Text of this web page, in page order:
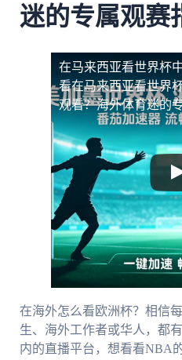
迷的专属观赛
在马来西亚看世界杯
看在马来西亚看世界
观看？海外体育迷的
在海外怎么看欧洲杯？相信
生、海外工作者或华人，都
内的直播平台，想看看NBA